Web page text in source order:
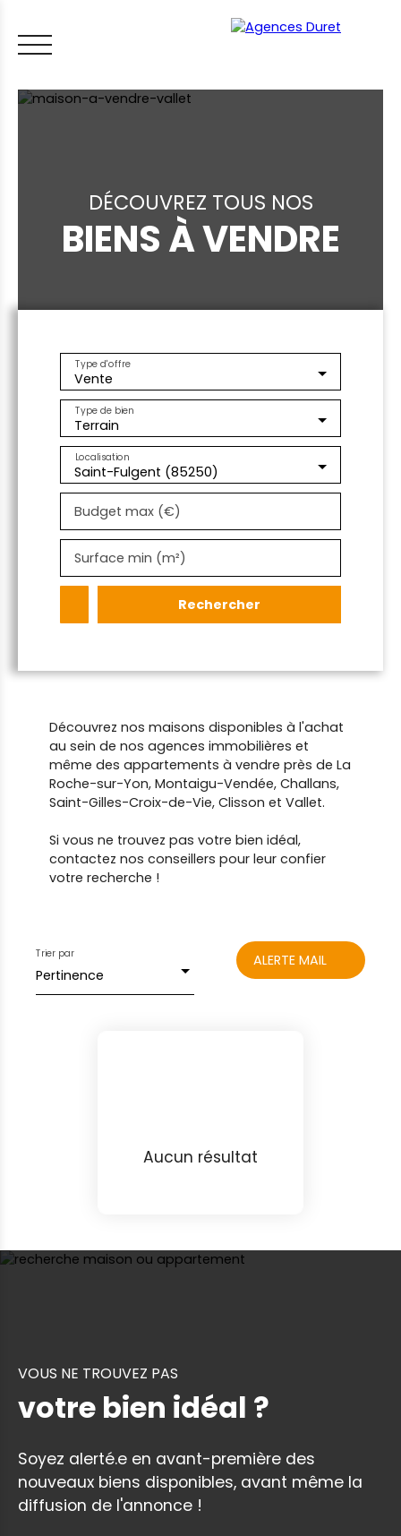
ACHETER VENDRE LOUER FAIRE GÉRER
LES CONSEILS IMMO ESTIMER MON BIEN
DÉCOUVREZ TOUS NOS
BIENS À VENDRE
Vente
Type d'offre
Terrain
Type de bien
Saint-Fulgent (85250)
Localisation
Budget max (€)
Surface min (m²)
Rechercher
Découvrez nos maisons disponibles à l'achat
au sein de nos agences immobilières et
même des appartements à vendre près de La
Roche-sur-Yon, Montaigu-Vendée, Challans,
Saint-Gilles-Croix-de-Vie, Clisson et Vallet.
Si vous ne trouvez pas votre bien idéal,
contactez nos conseillers pour leur confier
votre recherche !
Pertinence
Trier par ALERTE MAIL
Aucun résultat
VOUS NE TROUVEZ PAS
votre bien idéal ?
Soyez alerté.e en avant-première des
nouveaux biens disponibles, avant même la
diffusion de l'annonce !